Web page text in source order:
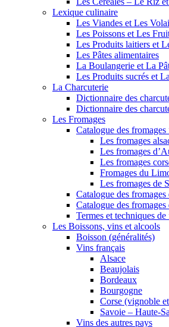
Lexique culinaire
Les Viandes et Les
Les Poissons et Les
Les Produits laitiers et
Les Pâtes alimentaires
La Boulangerie et La
Les Produits sucrés et
La Charcuterie
Dictionnaire des
Dictionnaire des
Les Fromages
Catalogue des fromages
Les fromages
Les fromages
Les fromages
Fromages du
Les fromages de
Catalogue des fromages
Catalogue des fromages
Termes et techniques
Les Boissons, vins et alcools
Boisson (généralités)
Vins français
Alsace
Beaujolais
Bordeaux
Bourgogne
Corse (vignoble
Savoie – Haute-
Vins des autres pays